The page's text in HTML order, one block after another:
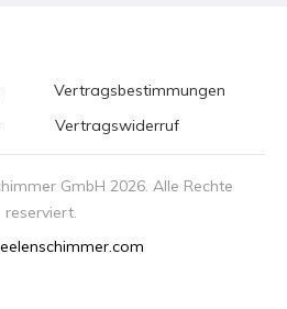
Vertragsbestimmungen
Vertragswiderruf
GmbH 2026. Alle Rechte
reserviert.